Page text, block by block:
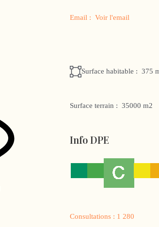
Email : Voir l'email
Surface habitable : 375
Surface terrain : 35000 m2
Info DPE
Consultations : 1 280